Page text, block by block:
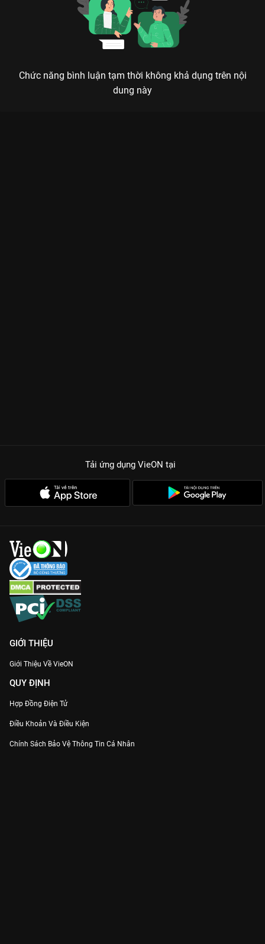
Chức năng bình luận tạm thời không khả dụng trên nội
dung này
Tải ứng dụng VieON tại
GIỚI THIỆU
Giới Thiệu Về VieON
QUY ĐỊNH
Hợp Đồng Điện Tử
Điều Khoản Và Điều Kiện
Chính Sách Bảo Vệ Thông Tin Cá Nhân